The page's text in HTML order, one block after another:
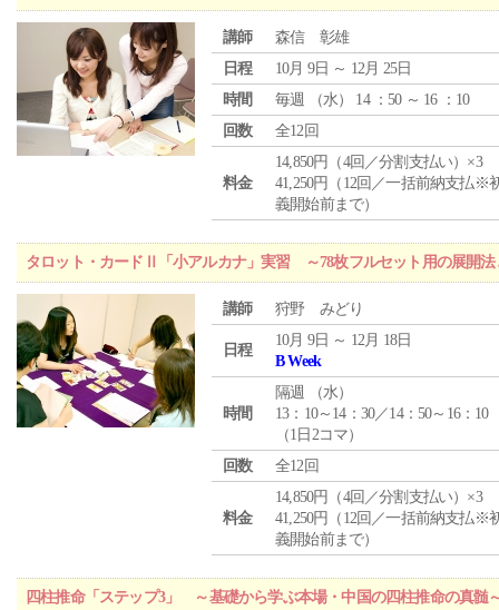
講師
森信 彰雄
日程
10月 9日 ～ 12月 25日
時間
毎週 （水） 14 ：50 ～ 16 ：10
回数
全12回
料金
14,850円（4回／分割支払い）×3
41,250円（12回／一括前納支払※
義開始前まで）
タロット・カードⅡ「小アルカナ」実習 ～78枚フルセット用の展開法
講師 狩野 みどり
日程
10月 9日 ～ 12月 18日
B Week
時間
隔週 （水）
13：10～14：30／14：50～16：10
（1日2コマ）
回数
全12回
料金
14,850円（4回／分割支払い）×3
41,250円（12回／一括前納支払※
義開始前まで）
四柱推命「ステップ3」 ～基礎から学ぶ本場・中国の四柱推命の真髄